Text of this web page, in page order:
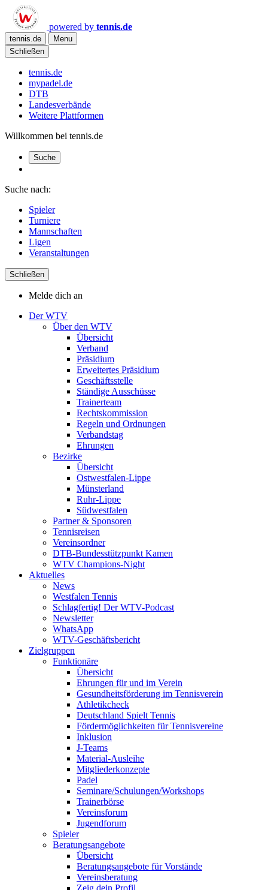
powered by tennis.de
tennis.de
Menu
Schließen
tennis.de
mypadel.de
DTB
Landesverbände
Weitere Plattformen
Willkommen bei tennis.de
Suche
Suche nach:
Spieler
Turniere
Mannschaften
Ligen
Veranstaltungen
Schließen
Melde dich an
Der WTV
Über den WTV
Übersicht
Verband
Präsidium
Erweitertes Präsidium
Geschäftsstelle
Ständige Ausschüsse
Trainerteam
Rechtskommission
Regeln und Ordnungen
Verbandstag
Ehrungen
Bezirke
Übersicht
Ostwestfalen-Lippe
Münsterland
Ruhr-Lippe
Südwestfalen
Partner & Sponsoren
Tennisreisen
Vereinsordner
DTB-Bundesstützpunkt Kamen
WTV Champions-Night
Aktuelles
News
Westfalen Tennis
Schlagfertig! Der WTV-Podcast
Newsletter
WhatsApp
WTV-Geschäftsbericht
Zielgruppen
Funktionäre
Übersicht
Ehrungen für und im Verein
Gesundheitsförderung im Tennisverein
Athletikcheck
Deutschland Spielt Tennis
Fördermöglichkeiten für Tennisvereine
Inklusion
J-Teams
Material-Ausleihe
Mitgliederkonzepte
Padel
Seminare/Schulungen/Workshops
Trainerbörse
Vereinsforum
Jugendforum
Spieler
Beratungsangebote
Übersicht
Beratungsangebote für Vorstände
Vereinsberatung
Zeig dein Profil